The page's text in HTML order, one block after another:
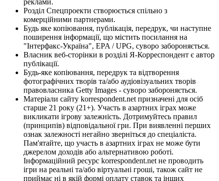
Розділ Спецпроекти створюється спільно з
комерційними партнерами.
Будь яке копіювання, публікація, передрук, чи наступне
поширення інформації, що містить посилання на
"Інтерфакс-Україна", EPA / UPG, суворо забороняється.
Власник веб-сторінки в розділі Я-Корреспондент є автор
публікації.
Будь-яке копіювання, передрук та відтворення
фотографічних творів та/або аудіовізуальних творів
правовласника Getty Images - суворо забороняється.
Матеріали сайту korrespondent.net призначені для осіб
старше 21 року (21+). Участь в азартних іграх може
викликати ігрову залежність. Дотримуйтесь правил
(принципів) відповідальної гри. При виявленні перших
ознак залежності негайно зверніться до спеціаліста.
Пам'ятайте, що участь в азартних іграх не може бути
джерелом доходів або альтернативою роботі.
Інформаційний ресурс korrespondent.net не проводить
ігри на реальні та/або віртуальні гроші, також сайт не
приймає ні в якій формі оплату ставок та інших